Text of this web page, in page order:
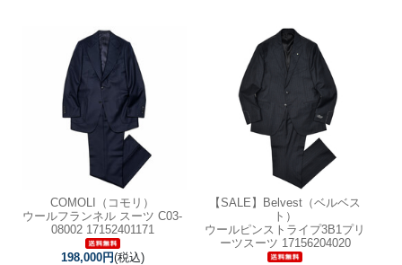
COMOLI（コモリ）
ウールフランネル スーツ C03-
08002 17152401171
198,000円(税込)
【SALE】
Belvest（ベルベス
ト）
ウールピンストライプ3B1プリ
ーツスーツ 17156204020